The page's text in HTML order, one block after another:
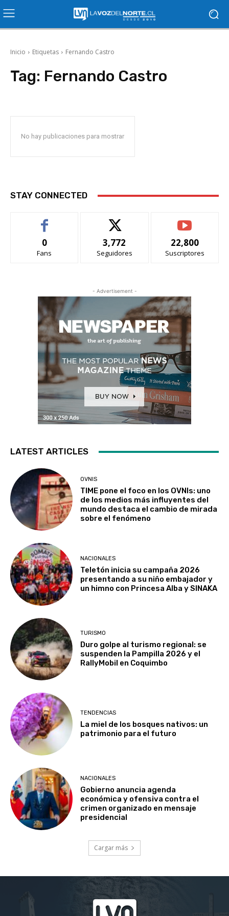
Inicio Etiquetas Fernando Castro
Tag: Fernando Castro
No hay publicaciones para mostrar
STAY CONNECTED
0
Fans
3,772
Seguidores
22,800
Suscriptores
- Advertisement -
LATEST ARTICLES
OVNIS
TIME pone el foco en los OVNIs: uno
de los medios más influyentes del
mundo destaca el cambio de mirada
sobre el fenómeno
NACIONALES
Teletón inicia su campaña 2026
presentando a su niño embajador y
un himno con Princesa Alba y SINAKA
TURISMO
Duro golpe al turismo regional: se
suspenden la Pampilla 2026 y el
RallyMobil en Coquimbo
TENDENCIAS
La miel de los bosques nativos: un
patrimonio para el futuro
NACIONALES
Gobierno anuncia agenda
económica y ofensiva contra el
crimen organizado en mensaje
presidencial
Cargar más